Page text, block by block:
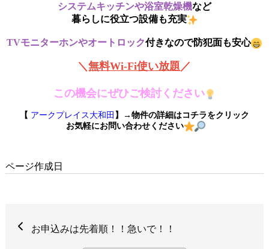
システムキッチンや浴室乾燥機など
暮らしに役立つ設備も充実
TVモニターホンやオートロック付きなので防犯面も安心
＼無料Wi-Fi使い放題 ／
この機会にぜひご検討ください
【 アークプレイス大和田 】→物件の詳細はコチラをクリック
お気軽にお問い合わせください
ページ作成日
お申込みは先着順！！急いで！！